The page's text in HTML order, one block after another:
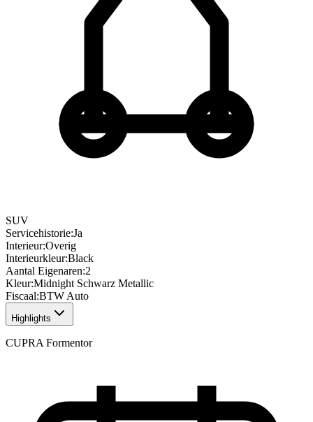
SUV
Servicehistorie:Ja
Interieur:Overig
Interieurkleur:Black
Aantal Eigenaren:2
Kleur:Midnight Schwarz Metallic
Fiscaal:BTW Auto
Highlights
CUPRA Formentor